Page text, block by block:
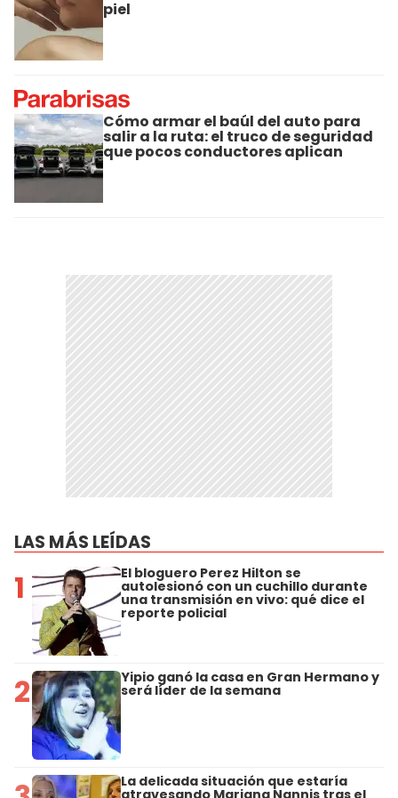
piel
Cómo armar el baúl del auto para
salir a la ruta: el truco de seguridad
que pocos conductores aplican
LAS MÁS LEÍDAS
1 El bloguero Perez Hilton se
autolesionó con un cuchillo durante
una transmisión en vivo: qué dice el
reporte policial
2 Yipio ganó la casa en Gran Hermano y
será líder de la semana
La delicada situación que estaría
atravesando Mariana Nannis tras el